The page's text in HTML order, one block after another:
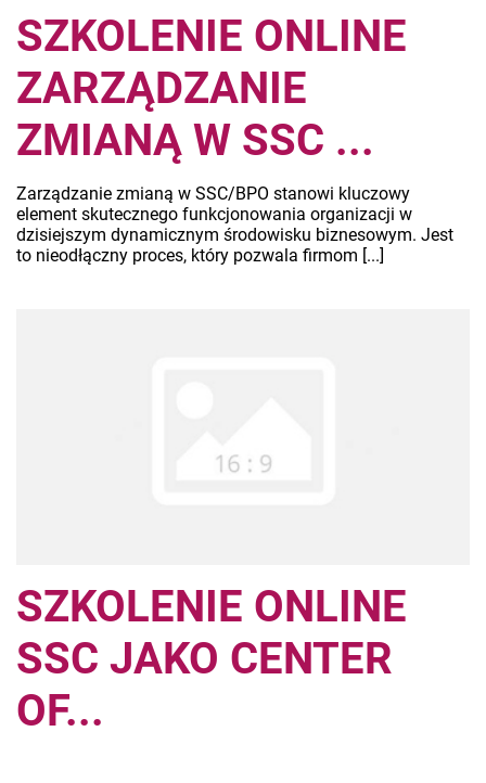
SZKOLENIE ONLINE
ZARZĄDZANIE
ZMIANĄ W SSC ...
Zarządzanie zmianą w SSC/BPO stanowi kluczowy
element skutecznego funkcjonowania organizacji w
dzisiejszym dynamicznym środowisku biznesowym. Jest
to nieodłączny proces, który pozwala firmom [...]
SZKOLENIE ONLINE
SSC JAKO CENTER
OF...